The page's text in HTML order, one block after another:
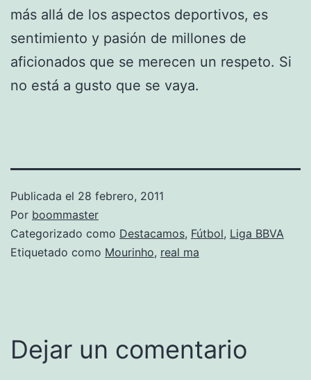
más allá de los aspectos deportivos, es
sentimiento y pasión de millones de
aficionados que se merecen un respeto. Si
no está a gusto que se vaya.
Publicada el 28 febrero, 2011
Por boommaster
Categorizado como Destacamos, Fútbol, Liga BBVA
Etiquetado como Mourinho, real ma
Dejar un comentario